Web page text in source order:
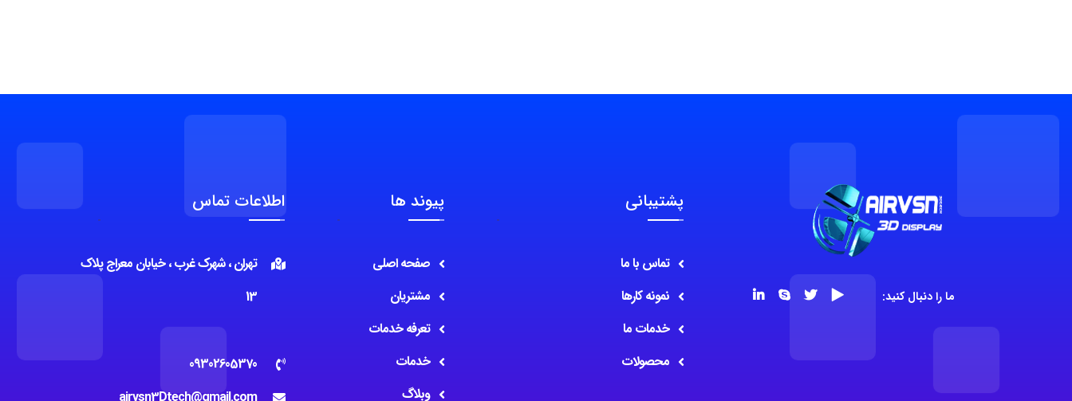
ما را دنبال کنید:
پشتیبانی
تماس با ما
نمونه کارها
خدمات ما
محصولات
پیوند ها
صفحه اصلی
مشتریان
تعرفه خدمات
خدمات
وبلاگ
اطلاعات تماس
تهران ، شهرک غرب ، خیابان معراج پلاک
13
09302605370